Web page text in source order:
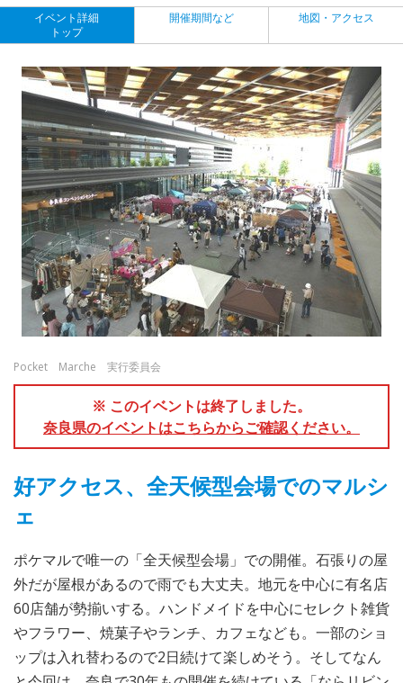
イベント詳細
トップ
開催期間など 地図・アクセス
Pocket Marche 実行委員会
※ このイベントは終了しました。
奈良県のイベントはこちらからご確認ください。
好アクセス、全天候型会場でのマルシ
ェ
ポケマルで唯一の「全天候型会場」での開催。石張りの屋
外だが屋根があるので雨でも大丈夫。地元を中心に有名店
60店舗が勢揃いする。ハンドメイドを中心にセレクト雑貨
やフラワー、焼菓子やランチ、カフェなども。一部のショ
ップは入れ替わるので2日続けて楽しめそう。そしてなん